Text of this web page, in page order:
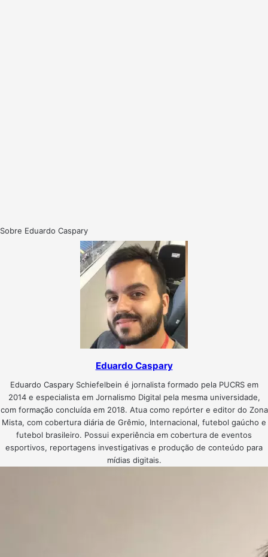
Sobre Eduardo Caspary
Eduardo Caspary
Eduardo Caspary Schiefelbein é jornalista formado pela PUCRS em
2014 e especialista em Jornalismo Digital pela mesma universidade,
com formação concluída em 2018. Atua como repórter e editor do Zona
Mista, com cobertura diária de Grêmio, Internacional, futebol gaúcho e
futebol brasileiro. Possui experiência em cobertura de eventos
esportivos, reportagens investigativas e produção de conteúdo para
mídias digitais.